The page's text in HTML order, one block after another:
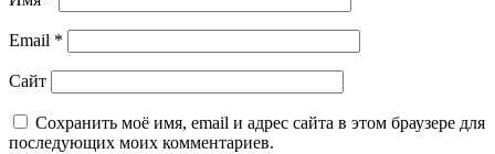
Email *
Сайт
Сохранить моё имя, email и адрес сайта в этом браузере для
последующих моих комментариев.